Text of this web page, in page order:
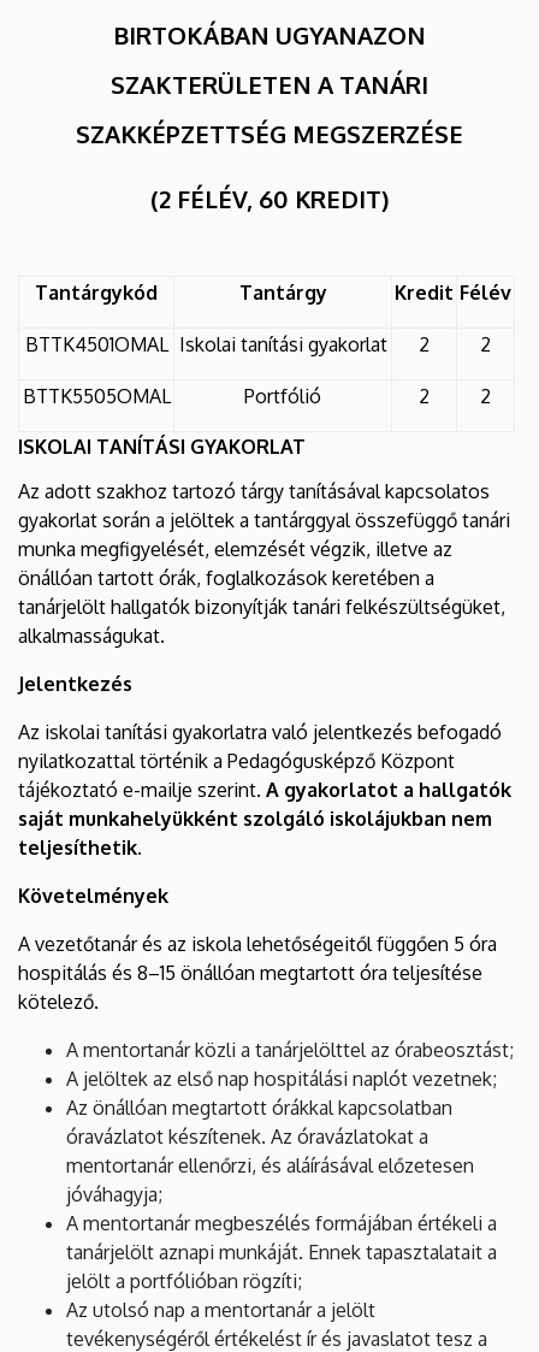
BIRTOKÁBAN UGYANAZON
SZAKTERÜLETEN A TANÁRI
SZAKKÉPZETTSÉG MEGSZERZÉSE
(2 FÉLÉV, 60 KREDIT)
Tantárgykód Tantárgy Kredit Félév
BTTK4501OMAL Iskolai tanítási gyakorlat 2 2
BTTK5505OMAL Portfólió 2 2
ISKOLAI TANÍTÁSI GYAKORLAT
Az adott szakhoz tartozó tárgy tanításával kapcsolatos
gyakorlat során a jelöltek a tantárggyal összefüggő tanári
munka megfigyelését, elemzését végzik, illetve az
önállóan tartott órák, foglalkozások keretében a
tanárjelölt hallgatók bizonyítják tanári felkészültségüket,
alkalmasságukat.
Jelentkezés
Az iskolai tanítási gyakorlatra való jelentkezés befogadó
nyilatkozattal történik a Pedagógusképző Központ
tájékoztató e-mailje szerint. A gyakorlatot a hallgatók
saját munkahelyükként szolgáló iskolájukban nem
teljesíthetik.
Követelmények
A vezetőtanár és az iskola lehetőségeitől függően 5 óra
hospitálás és 8–15 önállóan megtartott óra teljesítése
kötelező.
A mentortanár közli a tanárjelölttel az órabeosztást;
A jelöltek az első nap hospitálási naplót vezetnek;
Az önállóan megtartott órákkal kapcsolatban
óravázlatot készítenek. Az óravázlatokat a
mentortanár ellenőrzi, és aláírásával előzetesen
jóváhagyja;
A mentortanár megbeszélés formájában értékeli a
tanárjelölt aznapi munkáját. Ennek tapasztalatait a
jelölt a portfólióban rögzíti;
Az utolsó nap a mentortanár a jelölt
tevékenységéről értékelést ír és javaslatot tesz a